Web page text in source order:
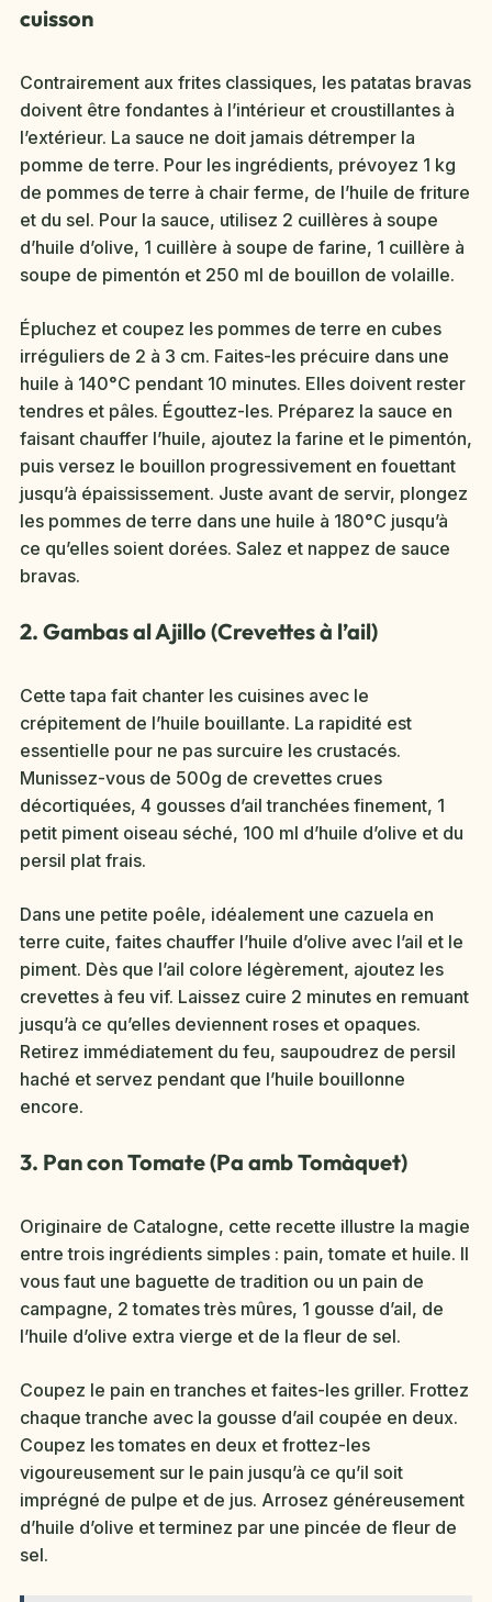
cuisson
Contrairement aux frites classiques, les patatas bravas
doivent être fondantes à l’intérieur et croustillantes à
l’extérieur. La sauce ne doit jamais détremper la
pomme de terre. Pour les ingrédients, prévoyez 1 kg
de pommes de terre à chair ferme, de l’huile de friture
et du sel. Pour la sauce, utilisez 2 cuillères à soupe
d’huile d’olive, 1 cuillère à soupe de farine, 1 cuillère à
soupe de pimentón et 250 ml de bouillon de volaille.
Épluchez et coupez les pommes de terre en cubes
irréguliers de 2 à 3 cm. Faites-les précuire dans une
huile à 140°C pendant 10 minutes. Elles doivent rester
tendres et pâles. Égouttez-les. Préparez la sauce en
faisant chauffer l’huile, ajoutez la farine et le pimentón,
puis versez le bouillon progressivement en fouettant
jusqu’à épaississement. Juste avant de servir, plongez
les pommes de terre dans une huile à 180°C jusqu’à
ce qu’elles soient dorées. Salez et nappez de sauce
bravas.
2. Gambas al Ajillo (Crevettes à l’ail)
Cette tapa fait chanter les cuisines avec le
crépitement de l’huile bouillante. La rapidité est
essentielle pour ne pas surcuire les crustacés.
Munissez-vous de 500g de crevettes crues
décortiquées, 4 gousses d’ail tranchées finement, 1
petit piment oiseau séché, 100 ml d’huile d’olive et du
persil plat frais.
Dans une petite poêle, idéalement une cazuela en
terre cuite, faites chauffer l’huile d’olive avec l’ail et le
piment. Dès que l’ail colore légèrement, ajoutez les
crevettes à feu vif. Laissez cuire 2 minutes en remuant
jusqu’à ce qu’elles deviennent roses et opaques.
Retirez immédiatement du feu, saupoudrez de persil
haché et servez pendant que l’huile bouillonne
encore.
3. Pan con Tomate (Pa amb Tomàquet)
Originaire de Catalogne, cette recette illustre la magie
entre trois ingrédients simples : pain, tomate et huile. Il
vous faut une baguette de tradition ou un pain de
campagne, 2 tomates très mûres, 1 gousse d’ail, de
l’huile d’olive extra vierge et de la fleur de sel.
Coupez le pain en tranches et faites-les griller. Frottez
chaque tranche avec la gousse d’ail coupée en deux.
Coupez les tomates en deux et frottez-les
vigoureusement sur le pain jusqu’à ce qu’il soit
imprégné de pulpe et de jus. Arrosez généreusement
d’huile d’olive et terminez par une pincée de fleur de
sel.